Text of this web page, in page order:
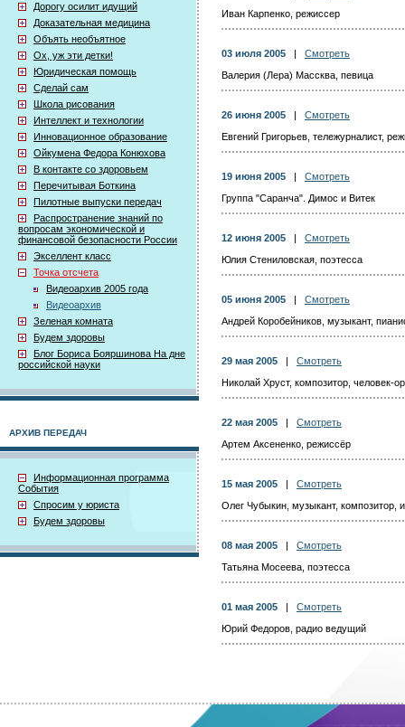
Дорогу осилит идущий
Доказательная медицина
Объять необъятное
Ох, уж эти детки!
Юридическая помощь
Сделай сам
Школа рисования
Интеллект и технологии
Инновационное образование
Ойкумена Федора Конюхова
В контакте со здоровьем
Перечитывая Боткина
Пилотные выпуски передач
Распространение знаний по
вопросам экономической и
финансовой безопасности России
Экселлент класс
Точка отсчета
Видеоархив 2005 года
Видеоархив
Зеленая комната
Будем здоровы
Блог Бориса Бояршинова На дне
российской науки
АРХИВ ПЕРЕДАЧ
Информационная программа
События
Спросим у юриста
Будем здоровы
Иван Карпенко, режиссер
03 июля 2005
Смотреть
Валерия (Лера) Массква, певица
26 июня 2005
Смотреть
Евгений Григорьев, тележурналист,
19 июня 2005
Смотреть
Группа "Саранча". Димос и Витек
12 июня 2005
Смотреть
Юлия Стениловская, поэтесса
05 июня 2005
Смотреть
Андрей Коробейников, музыкант,
29 мая 2005
Смотреть
Николай Хруст, композитор, человек-
22 мая 2005
Смотреть
Артем Аксененко, режиссёр
15 мая 2005
Смотреть
Олег Чубыкин, музыкант, композитор,
08 мая 2005
Смотреть
Татьяна Мосеева, поэтесса
01 мая 2005
Смотреть
Юрий Федоров, радио ведущий